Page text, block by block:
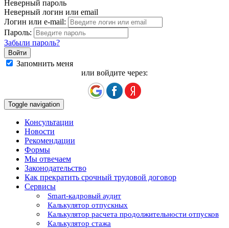
Неверный пароль
Неверный логин или email
Логин или e-mail:
Пароль:
Забыли пароль?
Запомнить меня
или войдите через:
Toggle navigation
Консультации
Новости
Рекомендации
Формы
Мы отвечаем
Законодательство
Как прекратить срочный трудовой договор
Сервисы
Smart-кадровый аудит
Калькулятор отпускных
Калькулятор расчета продолжительности отпусков
Калькулятор стажа